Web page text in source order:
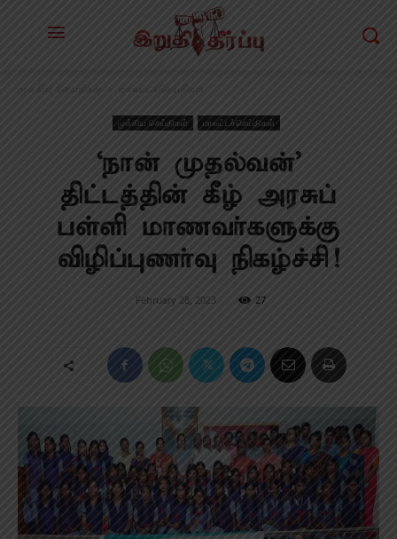
முக்கிய செய்திகள் மாவட்டச்செய்திகள்
முக்கிய செய்திகள் மாவட்டச்செய்திகள்
‘நான் முதல்வன்’
திட்டத்தின் கீழ் அரசுப்
பள்ளி மாணவா்களுக்கு
விழிப்புணா்வு நிகழ்ச்சி!
February 28, 2023 27